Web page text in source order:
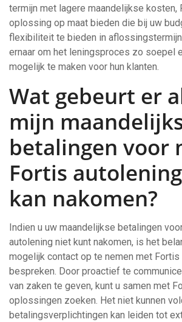
termijn met lagere maandelijkse kosten,
oplossing op maat bieden die bij uw
flexibiliteit te bieden in
ernaar om het leningsproces zo soepel
mogelijk te maken voor hun klanten.
Wat gebeurt er
mijn
betalingen voor
Fortis
kan nakomen?
Indien u uw maandelijkse betalingen
autolening niet kunt nakomen, is het
mogelijk contact op te nemen met
bespreken. Door proactief te
van zaken te geven, kunt u samen met
oplossingen zoeken. Het niet kunnen
betalingsverplichtingen kan leiden tot